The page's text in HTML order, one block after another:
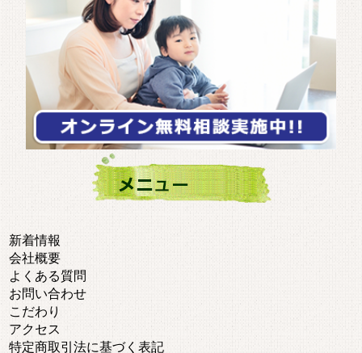
新着情報
会社概要
よくある質問
お問い合わせ
こだわり
アクセス
特定商取引法に基づく表記